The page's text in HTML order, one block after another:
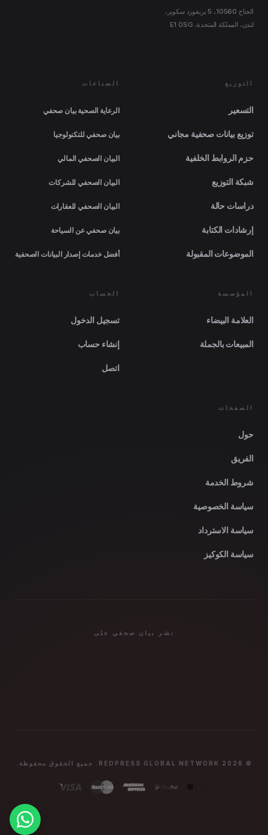
الجناح 10560، 5 بريفورد سكوير،
لندن، المملكة المتحدة، E1 0SG
التوزيع
التسعير
توزيع بيانات صحفية مجاني
حزم الروابط الخلفية
شبكة التوزيع
دراسات حالة
إرشادات الكتابة
الموضوعات المقبولة
الصناعات
الرعاية الصحية بيان صحفي
بيان صحفي للتكنولوجيا
البيان الصحفي المالي
البيان الصحفي للشركات
البيان الصحفي للعقارات
بيان صحفي عن السياحة
أفضل خدمات إصدار البيانات الصحفية
المؤسسة
العلامة البيضاء
المبيعات بالجملة
الحساب
تسجيل الدخول
إنشاء حساب
اتصل
الصفحات
حول
الفريق
شروط الخدمة
سياسة الخصوصية
سياسة الاسترداد
سياسة الكوكيز
نشر بيان صحفي على
© 2026 REDPRESS GLOBAL NETWORK. جميع الحقوق محفوظة.